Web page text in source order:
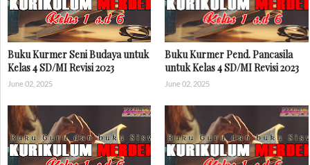
Buku Kurmer Seni Budaya untuk
Kelas 4 SD/MI Revisi 2023
June 02, 2025
Buku Kurmer Pend. Pancasila
untuk Kelas 4 SD/MI Revisi 2023
June 02, 2025